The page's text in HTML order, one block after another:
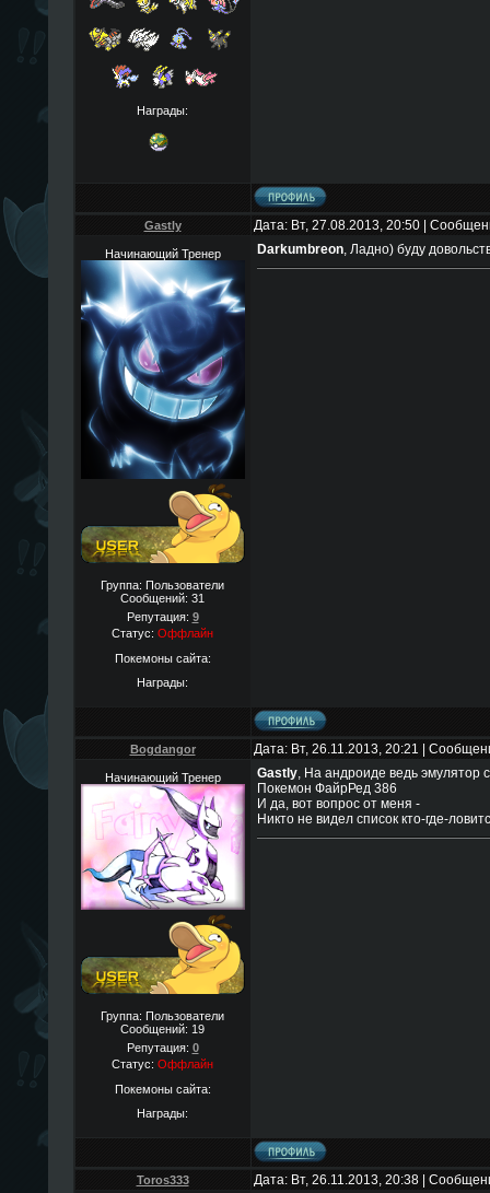
Награды:
Gastly Дата: Вт, 27.08.2013, 20:50 |
Начинающий Тренер
Группа: Пользователи
Сообщений: 31
Репутация: 9
Статус: Оффлайн
Покемоны сайта:
Награды:
Darkumbreon, Ладно) буду
Bogdangor Дата: Вт, 26.11.2013, 20:21 |
Начинающий Тренер
Группа: Пользователи
Сообщений: 19
Репутация: 0
Статус: Оффлайн
Покемоны сайта:
Награды:
Gastly, На андроиде ведь эмулятор
Покемон ФайрРед 386
И да, вот вопрос от меня -
Никто не видел список кто-где-
Toros333 Дата: Вт, 26.11.2013, 20:38 |